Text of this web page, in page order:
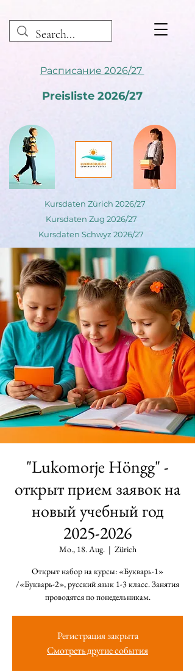
Расписание 2026/27
Preisliste 2026/27
Kursdaten Zürich 2026/27
Kursdaten Zug 2026/27
Kursdaten Schwyz 2026/27
"Lukomorje Höngg" -
открыт прием заявок на
новый учебный год
2025-2026
Mo., 18. Aug.
  |
Zürich
Открыт набор на курсы: «Букварь-1»
/«Букварь-2», русский язык 1-3 класс. Занятия
проводятся по понедельникам.
Регистрация закрыта
Смотреть другие события